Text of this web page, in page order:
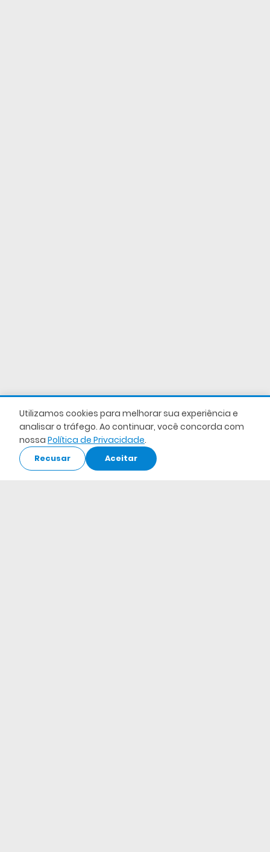
Utilizamos cookies para melhorar sua experiência e
analisar o tráfego. Ao continuar, você concorda com
nossa Política de Privacidade.
Recusar Aceitar